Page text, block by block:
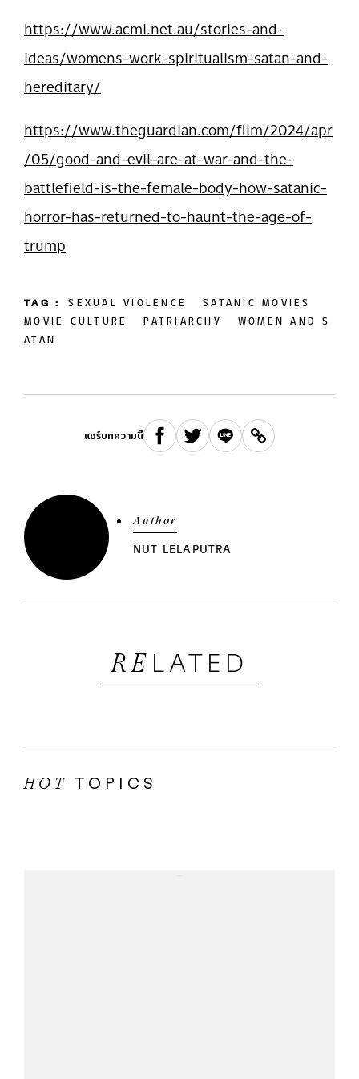
https://www.acmi.net.au/stories-and-
ideas/womens-work-spiritualism-satan-and-
hereditary/
https://www.theguardian.com/film/2024/apr
/05/good-and-evil-are-at-war-and-the-
battlefield-is-the-female-body-how-satanic-
horror-has-returned-to-haunt-the-age-of-
trump
TAG : SEXUAL VIOLENCE SATANIC MOVIES
MOVIE CULTURE PATRIARCHY WOMEN AND S
ATAN
แชร์บทความนี้
Author
NUT LELAPUTRA
RE LATED
HOT TOPICS